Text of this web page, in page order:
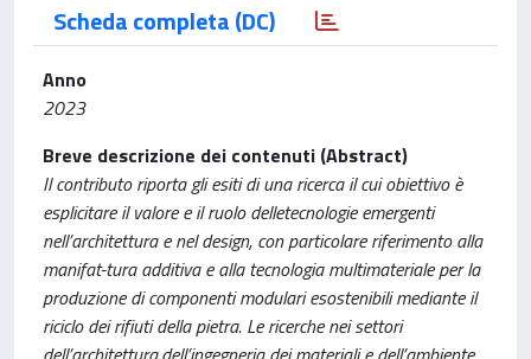
Scheda completa (DC)
Anno
2023
Breve descrizione dei contenuti (Abstract)
Il contributo riporta gli esiti di una ricerca il cui obiettivo è
esplicitare il valore e il ruolo delletecnologie emergenti
nell’architettura e nel design, con particolare riferimento alla
manifat-tura additiva e alla tecnologia multimateriale per la
produzione di componenti modulari esostenibili mediante il
riciclo dei rifiuti della pietra. Le ricerche nei settori